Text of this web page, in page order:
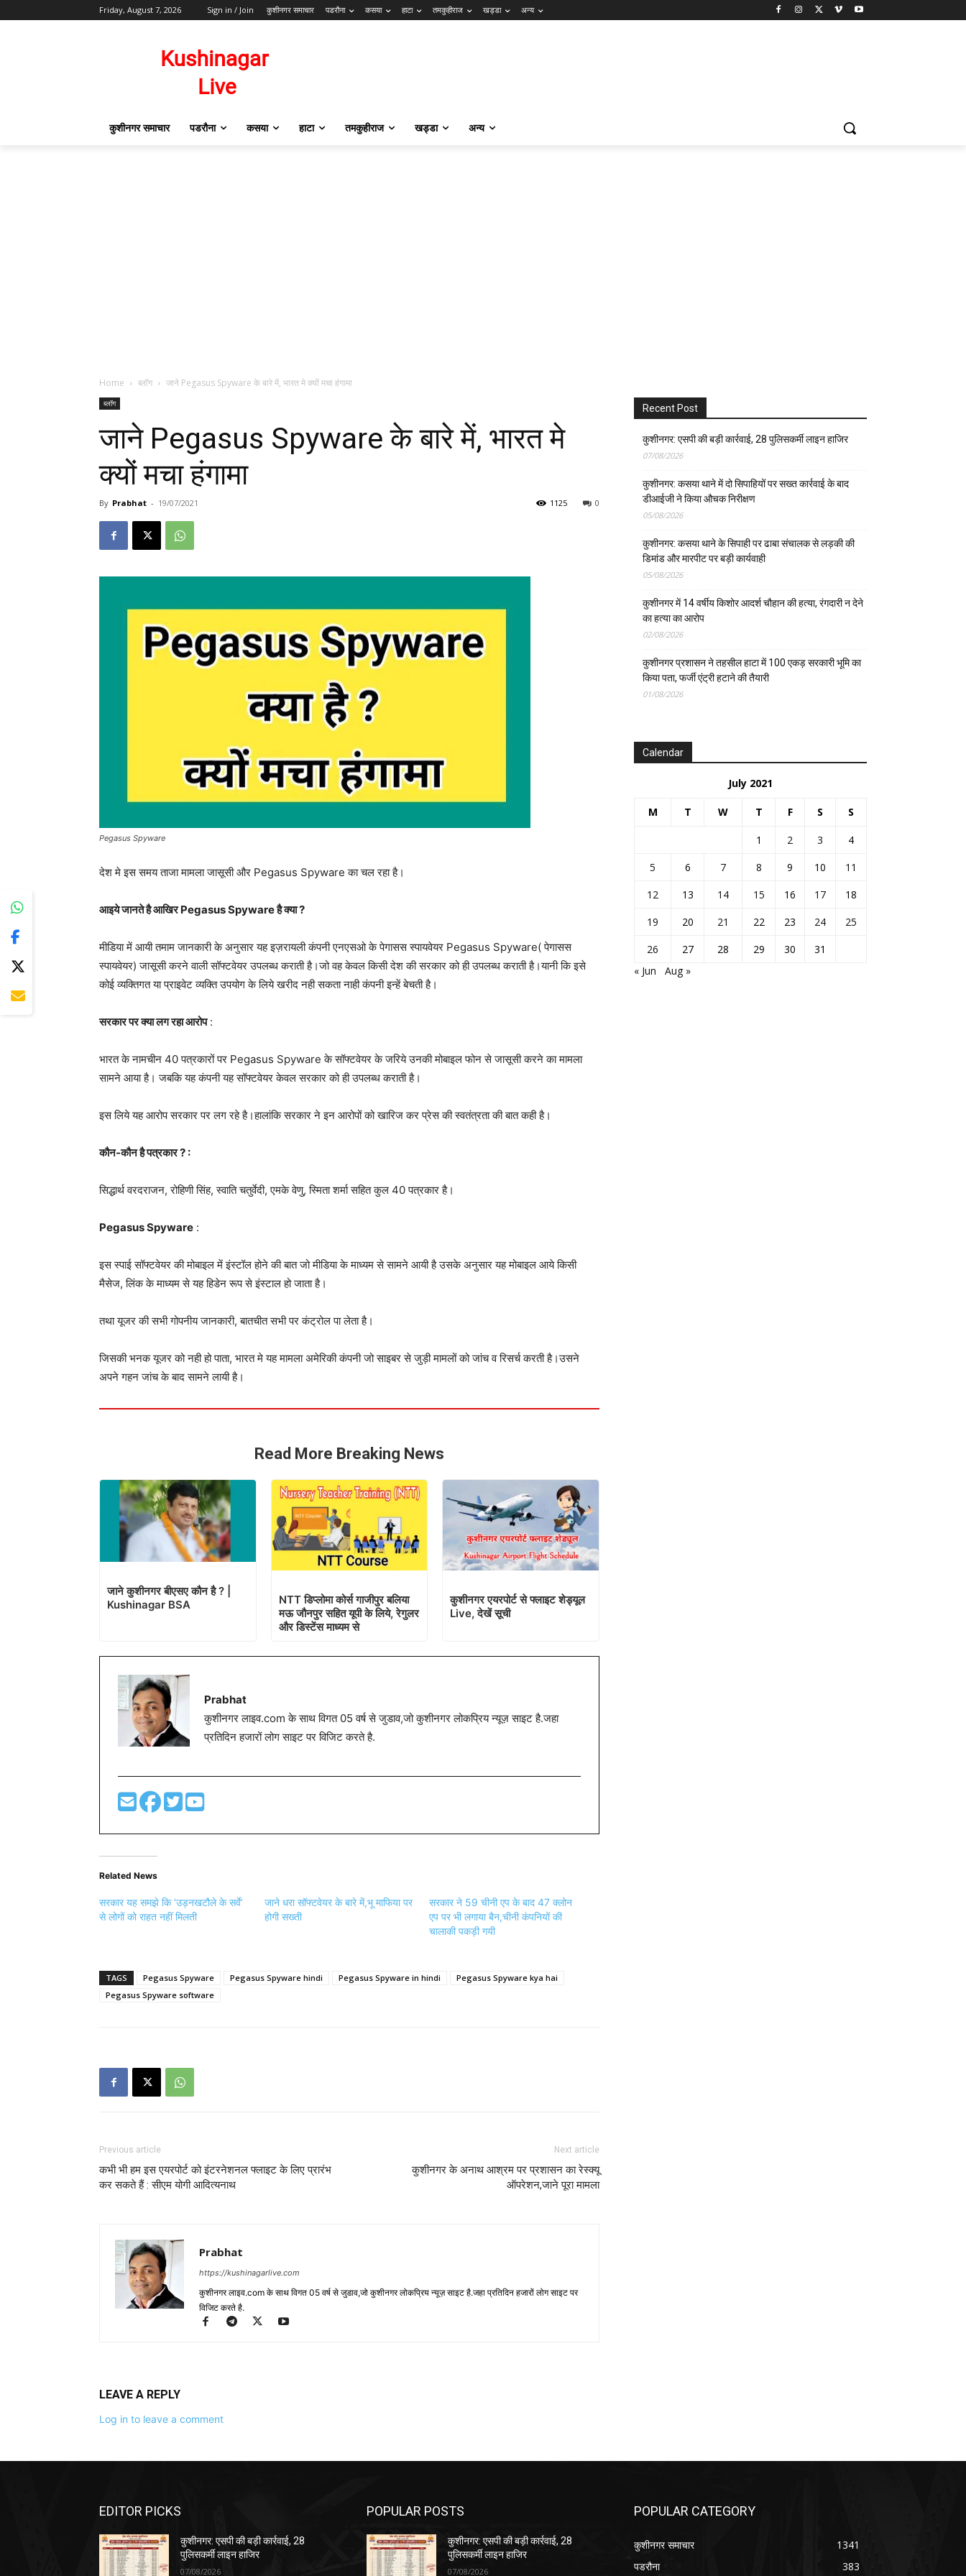
Friday, August 7, 2026 Sign in / Join कुशीनगर समाचार पडरौना कसया हाटा तमकुहीराज खड्डा अन्य
कुशीनगर समाचार पडरौना कसया हाटा तमकुहीराज खड्डा अन्य
Home ब्लॉग जाने Pegasus Spyware के बारे में, भारत मे क्यों मचा हंगामा
ब्लॉग
जाने Pegasus Spyware के बारे में, भारत मे
क्यों मचा हंगामा
By Prabhat - 19/07/2021 0
1125
Pegasus Spyware
देश मे इस समय ताजा मामला जासूसी और Pegasus Spyware का चल रहा है।
आइये जानते है आखिर Pegasus Spyware है क्या ?
मीडिया में आयी तमाम जानकारी के अनुसार यह इज़रायली कंपनी एनएसओ के पेगासस स्पायवेयर Pegasus Spyware( पेगासस
स्पायवेयर) जासूसी करने वाली सॉफ्टवेयर उपलब्ध कराती है।जो वह केवल किसी देश की सरकार को ही उपलब्ध कराती है।यानी कि इसे
कोई व्यक्तिगत या प्राइवेट व्यक्ति उपयोग के लिये खरीद नही सकता नाही कंपनी इन्हें बेचती है।
सरकार पर क्या लग रहा आरोप:
भारत के नामचीन 40 पत्रकारों पर Pegasus Spyware के सॉफ्टवेयर के जरिये उनकी मोबाइल फोन से जासूसी करने का मामला
सामने आया है। जबकि यह कंपनी यह सॉफ्टवेयर केवल सरकार को ही उपलब्ध कराती है।
इस लिये यह आरोप सरकार पर लग रहे है।हालांकि सरकार ने इन आरोपों को खारिज कर प्रेस की स्वतंत्रता की बात कही है।
कौन-कौन है पत्रकार ? :
सिद्धार्थ वरदराजन, रोहिणी सिंह, स्वाति चतुर्वेदी, एमके वेणु, स्मिता शर्मा सहित कुल 40 पत्रकार है।
Pegasus Spyware :
इस स्पाई सॉफ्टवेयर की मोबाइल में इंस्टॉल होने की बात जो मीडिया के माध्यम से सामने आयी है उसके अनुसार यह मोबाइल आये किसी
मैसेज, लिंक के माध्यम से यह हिडेन रूप से इंस्टाल हो जाता है।
तथा यूजर की सभी गोपनीय जानकारी, बातचीत सभी पर कंट्रोल पा लेता है।
जिसकी भनक यूजर को नही हो पाता, भारत मे यह मामला अमेरिकी कंपनी जो साइबर से जुड़ी मामलों को जांच व रिसर्च करती है।उसने
अपने गहन जांच के बाद सामने लायी है।
Read More Breaking News
जाने कुशीनगर बीएसए कौन है ? |
Kushinagar BSA
NTT डिप्लोमा कोर्स गाजीपुर बलिया
मऊ जौनपुर सहित यूपी के लिये, रेगुलर
और डिस्टेंस माध्यम से
कुशीनगर एयरपोर्ट से फ्लाइट शेड्यूल
Live, देखें सूची
Prabhat
कुशीनगर लाइव.com के साथ विगत 05 वर्ष से जुडाव,जो कुशीनगर लोकप्रिय न्यूज़ साइट है.जहा
प्रतिदिन हजारों लोग साइट पर विजिट करते है.
Related News
सरकार यह समझे कि ‘उड़नखटौले के सर्वे’
से लोगों को राहत नहीं मिलती
जाने धरा सॉफ्टवेयर के बारे में,भू माफिया पर
होगी सख्ती
सरकार ने 59 चीनी एप के बाद 47 क्लोन
एप पर भी लगाया बैन,चीनी कंपनियों की
चालाकी पकड़ी गयी
TAGS Pegasus Spyware Pegasus Spyware hindi Pegasus Spyware in hindi
Pegasus Spyware kya hai
Pegasus Spyware software
Previous article
कभी भी हम इस एयरपोर्ट को इंटरनेशनल फ्लाइट के लिए प्रारंभ
कर सकते हैं : सीएम योगी आदित्यनाथ
Next article
कुशीनगर के अनाथ आश्रम पर प्रशासन का रेस्क्यू
ऑपरेशन,जाने पूरा मामला
Prabhat
https://kushinagarlive.com
कुशीनगर लाइव.com के साथ विगत 05 वर्ष से जुडाव,जो कुशीनगर लोकप्रिय न्यूज़ साइट है.जहा प्रतिदिन हजारों लोग साइट पर
विजिट करते है.
LEAVE A REPLY
Log in to leave a comment
Recent Post
कुशीनगर: एसपी की बड़ी कार्रवाई, 28 पुलिसकर्मी लाइन हाजिर
07/08/2026
कुशीनगर: कसया थाने में दो सिपाहियों पर सख्त कार्रवाई के बाद
डीआईजी ने किया औचक निरीक्षण
05/08/2026
कुशीनगर: कसया थाने के सिपाही पर ढाबा संचालक से लड़की की
डिमांड और मारपीट पर बड़ी कार्यवाही
05/08/2026
कुशीनगर में 14 वर्षीय किशोर आदर्श चौहान की हत्या, रंगदारी न देने
का हत्या का आरोप
02/08/2026
कुशीनगर प्रशासन ने तहसील हाटा में 100 एकड़ सरकारी भूमि का
किया पता, फर्जी एंट्री हटाने की तैयारी
01/08/2026
Calendar
July 2021
M T W T F S S
1 2 3
4
5
6 7 8 9 10
11
12
13 14 15 16 17
18
19
20 21 22 23 24
25
26
27 28 29 30
31
« Jun
Aug »
EDITOR PICKS
कुशीनगर: एसपी की बड़ी कार्रवाई, 28
पुलिसकर्मी लाइन हाजिर
07/08/2026
POPULAR POSTS
कुशीनगर: एसपी की बड़ी कार्रवाई, 28
पुलिसकर्मी लाइन हाजिर
07/08/2026
POPULAR CATEGORY
कुशीनगर समाचार
1341
पडरौना
383